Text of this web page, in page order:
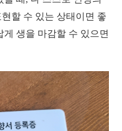
할 수 있는 상태이면 좋
생을 마감할 수 있으면